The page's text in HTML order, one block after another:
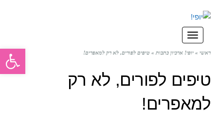
תפריט
ראשי » יופי! ארכיון כתבות » טיפים לפורים, לא רק למאפרים!
טיפים לפורים, לא רק
למאפרים!
פתח